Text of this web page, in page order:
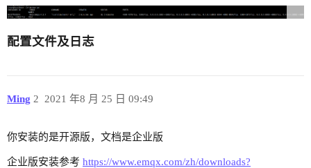
配置文件及日志
Ming 2021 年8 月 25 日 09:49
2
你安装的是开源版，文档是企业版
企业版安装参考 https://www.emqx.com/zh/downloads?